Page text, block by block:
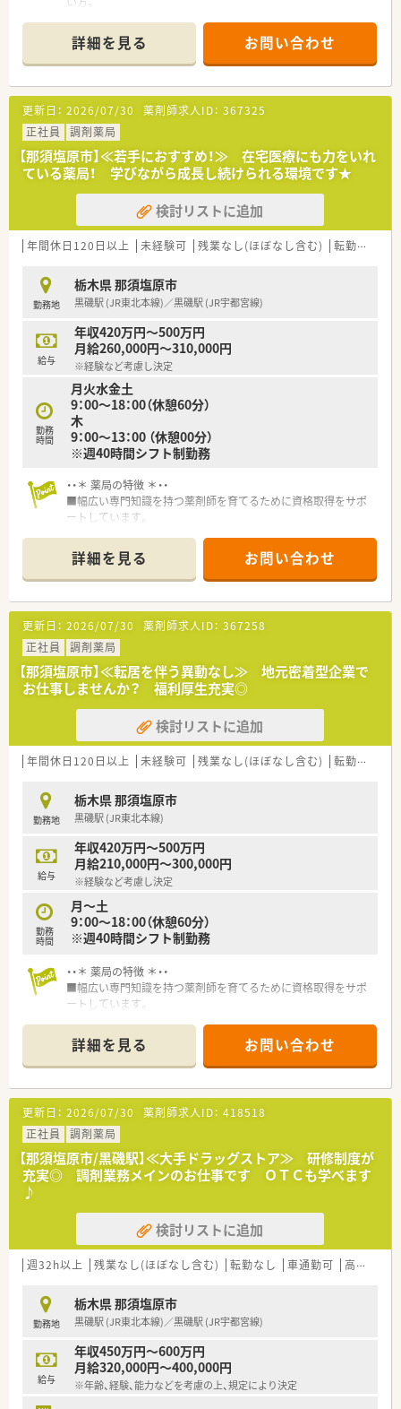
たい方。
■日本有数のリゾート地でレジャーも楽しみながら勤務したい
方。
＜こんな薬局です＞
■自然豊かなエリアにある薬局で地元の方の来局がほとんどで
す。
■門前のクリニックと合同の勉強会も積極的に開催しており、新
薬なども積極導入しております。薬剤師としての知識も深める
ことも可能です。
＜こんな企業です＞
■患者さん1人1人の薬歴をきめ細かく管理できる薬歴簿のデー
タベース化やレジと連動した独自のレセプトシステムで、正確か
■日々進歩する薬学、医学的知識を積極的に身に付ける為に、薬
局において勉強会を開催したり、また、薬剤師個人の学習が出来
るように、研修会の出席や通信教育などの援助などを行っていま
す。
■医療機関のパートナーとして正しい医薬情報の提供や処方せ
んの照会といった業務を積極的に展開。医療機関と薬局が両輪
となった、理想の地域医療の実現を目指しています。
詳細を見る お問い合わせ
更新日： 2026/07/30 薬剤師求人ID： 367325
正社員
調剤薬局
【那須塩原市】≪若手におすすめ！≫ 在宅医療にも力をいれ
ている薬局！ 学びながら成長し続けられる環境です★
検討リストに追加
年間休日120日以上 未経験可 残業なし(ほぼなし含む) 転勤なし
勤務地
栃木県 那須塩原市
黒磯駅 (JR東北本線)／黒磯駅 (JR宇都宮線)
給与
年収420万円～500万円
月給260,000円～310,000円
※経験など考慮し決定
勤務
時間
月火水金土
9：00～18：00（休憩60分）
木
9：00～13：00 （休憩00分）
※週40時間シフト制勤務
・・＊ 薬局の特徴 ＊・・
■幅広い専門知識を持つ薬剤師を育てるために資格取得をサポ
ートしています。
当を毎月支給。薬剤師200人中140人が認定薬剤師を取得してい
ます。
■1年間にわたる社員フォロー研修は、毎月1回、丸1日をかけて
行います。業務時間内の朝9時から夕方6時まで、薬剤の講義と処
方解析のグループワークを学び、活きた知識を得ることができま
す。
■薬学生に薬局実習を指導できる認定実務実習指導員薬剤師は
41人。栃木県内の認定実務実習指導薬剤師の10％を超える人数
で、未来ある薬学生を指導しています。
詳細を見る お問い合わせ
更新日： 2026/07/30 薬剤師求人ID： 367258
正社員
調剤薬局
【那須塩原市】≪転居を伴う異動なし≫ 地元密着型企業で
お仕事しませんか？ 福利厚生充実◎
検討リストに追加
年間休日120日以上 未経験可 残業なし(ほぼなし含む) 転勤なし
勤務地
栃木県 那須塩原市
黒磯駅 (JR東北本線)
給与
年収420万円～500万円
月給210,000円～300,000円
※経験など考慮し決定
勤務
時間
月～土
9：00～18：00（休憩60分）
※週40時間シフト制勤務
・・＊ 薬局の特徴 ＊・・
■幅広い専門知識を持つ薬剤師を育てるために資格取得をサポ
ートしています。
当を毎月支給。薬剤師200人中140人が認定薬剤師を取得してい
ます。
■1年間にわたる社員フォロー研修は、毎月1回、丸1日をかけて
行います。業務時間内の朝9時から夕方6時まで、薬剤の講義と処
方解析のグループワークを学び、活きた知識を得ることができま
す。
■薬学生に薬局実習を指導できる認定実務実習指導員薬剤師は
41人。栃木県内の認定実務実習指導薬剤師の10％を超える人数
で、未来ある薬学生を指導しています。
詳細を見る お問い合わせ
更新日： 2026/07/30 薬剤師求人ID： 418518
正社員
調剤薬局
【那須塩原市/黒磯駅】≪大手ドラッグストア≫ 研修制度が
充実◎ 調剤業務メインのお仕事です ＯＴＣも学べます
♪
検討リストに追加
週32h以上 残業なし(ほぼなし含む) 転勤なし 車通勤可 高給与(600万円以上)
勤務地
栃木県 那須塩原市
黒磯駅 (JR東北本線)／黒磯駅 (JR宇都宮線)
給与
年収450万円～600万円
月給320,000円～400,000円
※年齢、経験、能力などを考慮の上、規定により決定